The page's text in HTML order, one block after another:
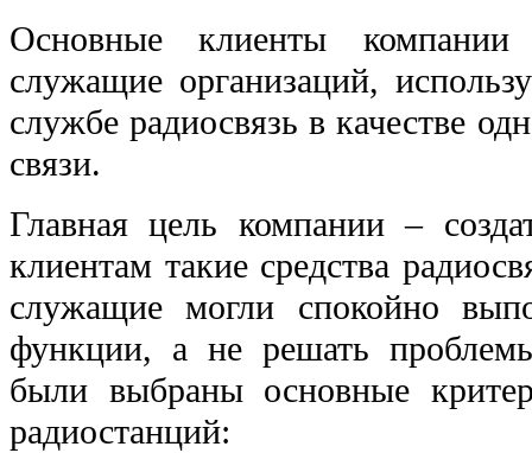
Основные клиенты
служащие организаций,
службе радиосвязь в качестве
связи.
Главная цель компании –
клиентам такие средства
служащие могли спокойно
функции, а не решать
были выбраны основные
радиостанций: